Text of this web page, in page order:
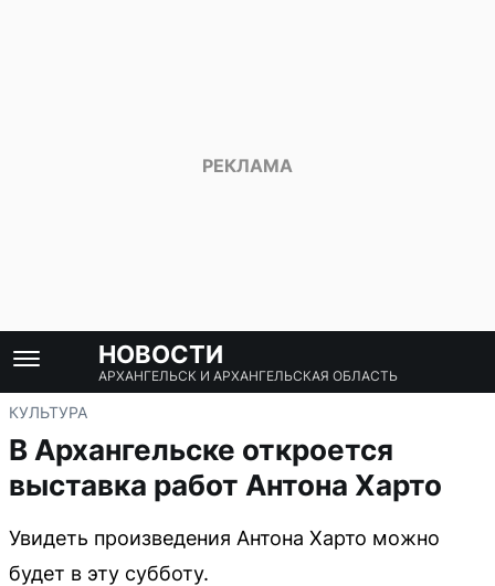
НОВОСТИ
АРХАНГЕЛЬСК И АРХАНГЕЛЬСКАЯ ОБЛАСТЬ
КУЛЬТУРА
В Архангельске откроется
выставка работ Антона Харто
Увидеть произведения Антона Харто можно
будет в эту субботу.